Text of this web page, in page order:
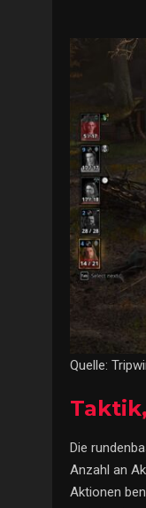
Quelle:
Die
Anzahl an
Aktionen